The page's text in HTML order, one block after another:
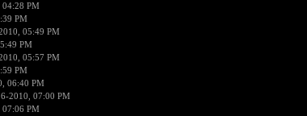
PM
PM
05:49 PM
PM
05:57 PM
PM
06:40 PM
2010, 07:00 PM
PM